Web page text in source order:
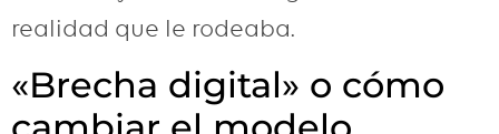
realidad que le rodeaba.
«Brecha digital» o cómo